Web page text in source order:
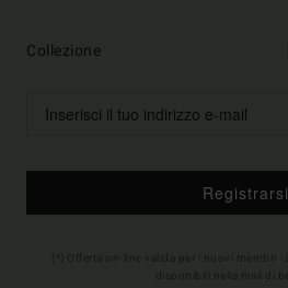
Collezione
Registrarsi